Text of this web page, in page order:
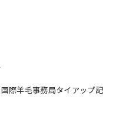
際羊毛事務局タイアップ記